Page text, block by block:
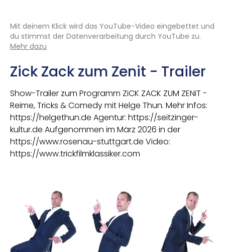
Mit deinem Klick wird das YouTube-Video eingebettet und
du stimmst der Datenverarbeitung durch YouTube zu.
Mehr dazu
Zick Zack zum Zenit - Trailer
Show-Trailer zum Programm ZiCK ZACK ZUM ZENiT -
Reime, Tricks & Comedy mit Helge Thun. Mehr Infos:
https://helgethun.de Agentur: https://seitzinger-
kultur.de Aufgenommen im März 2026 in der
https://www.rosenau-stuttgart.de Video:
https://www.trickfilmklassiker.com